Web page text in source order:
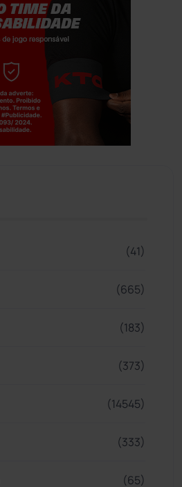
(41)
(665)
(183)
(373)
(14545)
(333)
(65)